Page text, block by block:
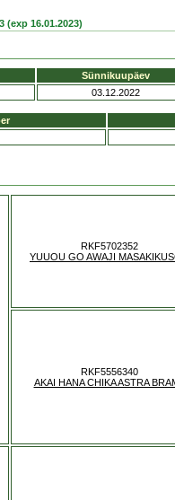
(exp 16.01.2023)
Sünnikuupäev
03.12.2022
RKF5702352
YUUOU GO AWAJI
RKF5556340
AKAI HANA CHIKA ASTRA